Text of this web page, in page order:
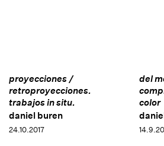
proyecciones /
retroproyecciones.
trabajos in situ.
daniel buren
24.10.2017
del
color